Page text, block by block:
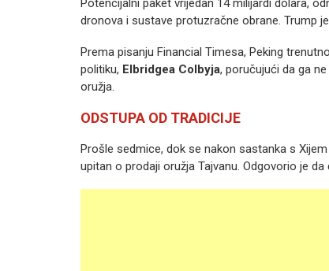
Potencijalni paket vrijedan 14 milijardi dolara,
dronova i sustave protuzračne obrane. Trump
Prema pisanju Financial Timesa, Peking
politiku, Elbridgea Colbyja, poručujući da ga
oružja.
ODSTUPA OD TRADICIJE
Prošle sedmice, dok se nakon sastanka s
upitan o prodaji oružja Tajvanu. Odgovorio je